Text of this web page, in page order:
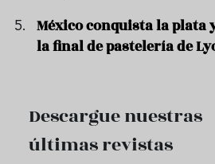
México conquista la plata
la final de pastelería de
Descargue nuestras
últimas revistas